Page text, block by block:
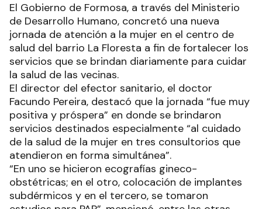
El Gobierno de Formosa, a través del Ministerio
de Desarrollo Humano, concretó una nueva
jornada de atención a la mujer en el centro de
salud del barrio La Floresta a fin de fortalecer los
servicios que se brindan diariamente para cuidar
la salud de las vecinas.
El director del efector sanitario, el doctor
Facundo Pereira, destacó que la jornada “fue muy
positiva y próspera” en donde se brindaron
servicios destinados especialmente “al cuidado
de la salud de la mujer en tres consultorios que
atendieron en forma simultánea”.
“En uno se hicieron ecografías gineco-
obstétricas; en el otro, colocación de implantes
subdérmicos y en el tercero, se tomaron